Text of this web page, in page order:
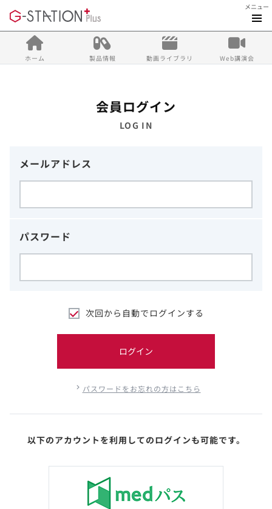
メニュー
ホーム 製品情報 動画ライブラリ Web講演会
会員ログイン
LOG IN
メールアドレス
パスワード
次回から自動でログインする
ログイン
パスワードをお忘れの方はこちら
以下のアカウントを利用してのログインも可能です。